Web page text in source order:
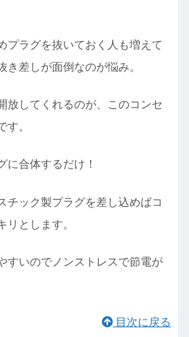
プラグを抜いておく人も増えて
き差しが面倒なのが悩み。
放してくれるのが、このコンセ
す。
に合体するだけ！
チック製プラグを差し込めばコ
リとします。
すいのでノンストレスで節電が
目次に戻る